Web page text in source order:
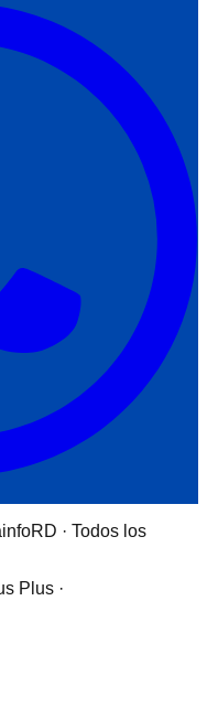
· Todos los
Plus ·